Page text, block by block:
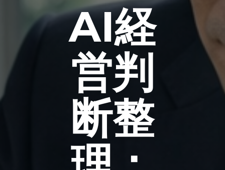
AI経
営判
断整